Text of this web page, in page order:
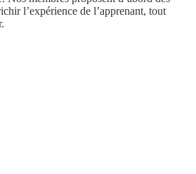
l’expérience de l’apprenant, tout